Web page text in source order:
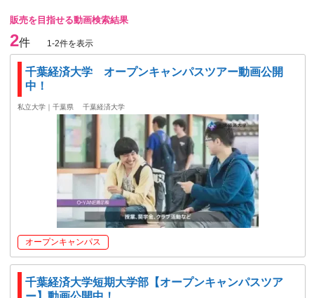
販売を目指せる動画検索結果
2件 1-2件を表示
千葉経済大学 オープンキャンパスツアー動画公開
中！
私立大学｜千葉県 千葉経済大学
オープンキャンパス
千葉経済大学短期大学部【オープンキャンパスツア